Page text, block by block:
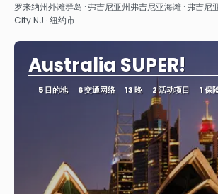
罗来纳州外滩群岛 · 弗吉尼亚州弗吉尼亚海滩 · 弗吉
City NJ · 纽约市
Australia SUPER!
5 目的地 6 交通网络 13 晚 2 活动项目 1 保